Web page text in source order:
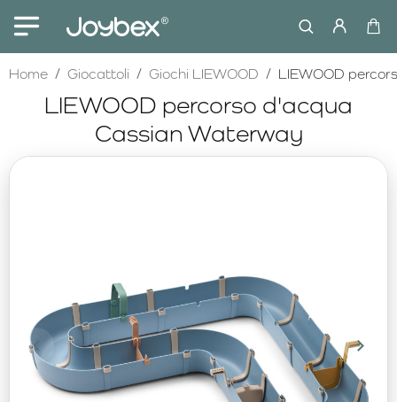
LIEWOOD percorso d'acqua
Cassian Waterway
HomehomeGiocattoli Giochi LIEWOOD LIEWOOD